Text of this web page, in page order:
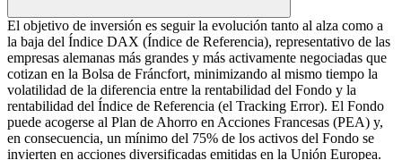
El objetivo de inversión es seguir la evolución tanto al alza como a
la baja del Índice DAX (Índice de Referencia), representativo de las
empresas alemanas más grandes y más activamente negociadas que
cotizan en la Bolsa de Fráncfort, minimizando al mismo tiempo la
volatilidad de la diferencia entre la rentabilidad del Fondo y la
rentabilidad del Índice de Referencia (el Tracking Error). El Fondo
puede acogerse al Plan de Ahorro en Acciones Francesas (PEA) y,
en consecuencia, un mínimo del 75% de los activos del Fondo se
invierten en acciones diversificadas emitidas en la Unión Europea.